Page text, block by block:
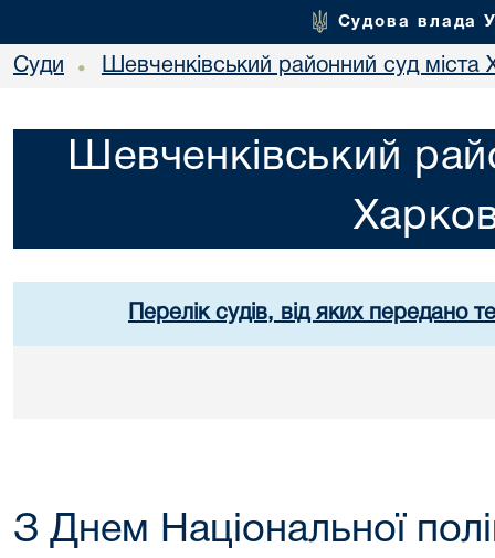
Судова влада
Суди • Шевченківський районний суд міста
Шевченківський
Перелік судів, від яких передано
З Днем Національної